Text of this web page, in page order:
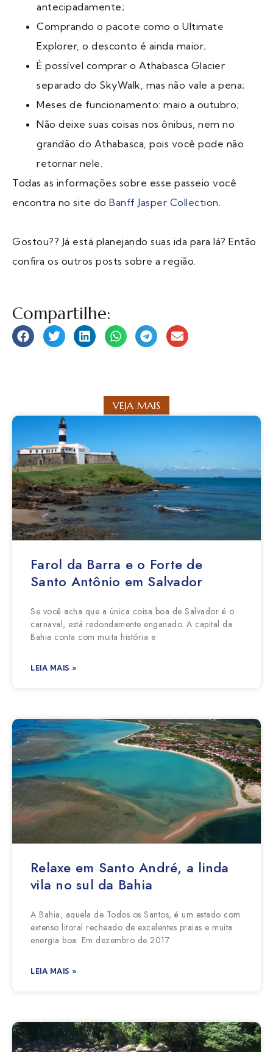
antecipadamente;
Comprando o pacote como o Ultimate
Explorer, o desconto é ainda maior;
É possível comprar o Athabasca Glacier
separado do SkyWalk, mas não vale a pena;
Meses de funcionamento: maio a outubro;
Não deixe suas coisas nos ônibus, nem no
grandão do Athabasca, pois você pode não
retornar nele.
Todas as informações sobre esse passeio você
encontra no site do Banff Jasper Collection.
Gostou?? Já está planejando suas ida para lá? Então
confira os outros posts sobre a região.
Compartilhe:
VEJA MAIS
Farol da Barra e o Forte de
Santo Antônio em Salvador
Se você acha que a única coisa boa de Salvador é o
carnaval, está redondamente enganado. A capital da
Bahia conta com muita história e
LEIA MAIS »
Relaxe em Santo André, a linda
vila no sul da Bahia
A Bahia, aquela de Todos os Santos, é um estado com
extenso litoral recheado de excelentes praias e muita
energia boa. Em dezembro de 2017
LEIA MAIS »